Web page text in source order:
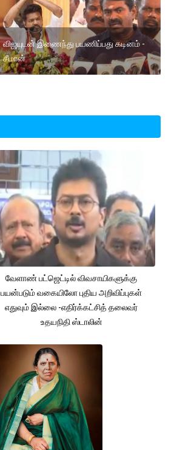
விஜயுடன் இணைந்து பயணிப்பது கடினம் -
சீமான்
வேளாண் பட்ஜெட்டில் விவசாயிகளுக்கு
பயன்படும் வகையிலோ புதிய அறிவிப்புகள்
எதுவும் இல்லை -எதிர்க்கட்சித் தலைவர்
உதயநிதி ஸ்டாலின்